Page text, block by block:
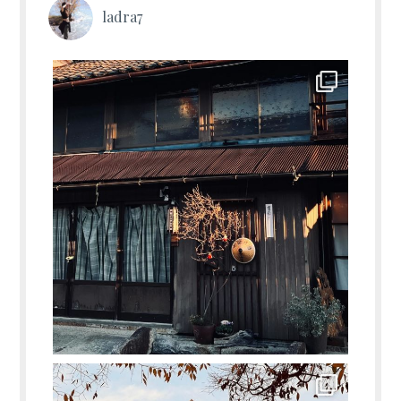
ladra7